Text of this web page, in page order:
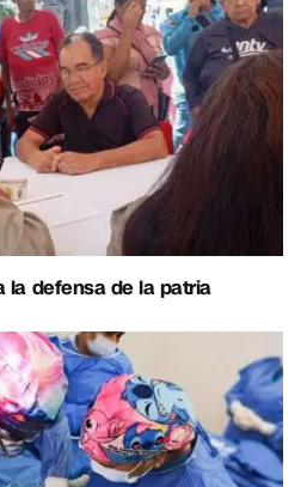
la defensa de la patria